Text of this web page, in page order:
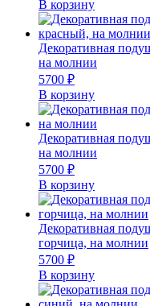
В корзину
Декоративная
на молнии
5700 ₽
В корзину
Декоративная
на молнии
5700 ₽
В корзину
Декоративная
горчица, на молнии
5700 ₽
В корзину